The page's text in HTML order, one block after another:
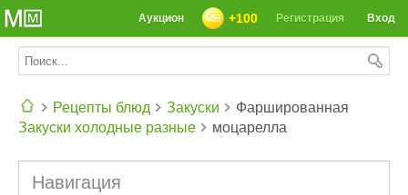
Вход
Регистрация
+100
Аукцион
Рецепты блюд
Закуски
Закуски холодные разные
Фаршированная
моцарелла
Навигация